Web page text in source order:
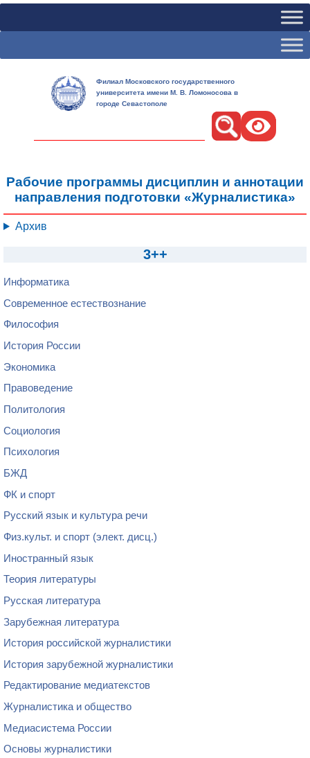
Филиал Московского государственного
университета имени М. В. Ломоносова в
городе Севастополе
Рабочие программы дисциплин и аннотации
направления подготовки «Журналистика»
Архив
3++
Информатика
Современное естествознание
Философия
История России
Экономика
Правоведение
Политология
Социология
Психология
БЖД
ФК и спорт
Русский язык и культура речи
Физ.культ. и спорт (элект. дисц.)
Иностранный язык
Теория литературы
Русская литература
Зарубежная литература
История российской журналистики
История зарубежной журналистики
Редактирование медиатекстов
Журналистика и общество
Медиасистема России
Основы журналистики